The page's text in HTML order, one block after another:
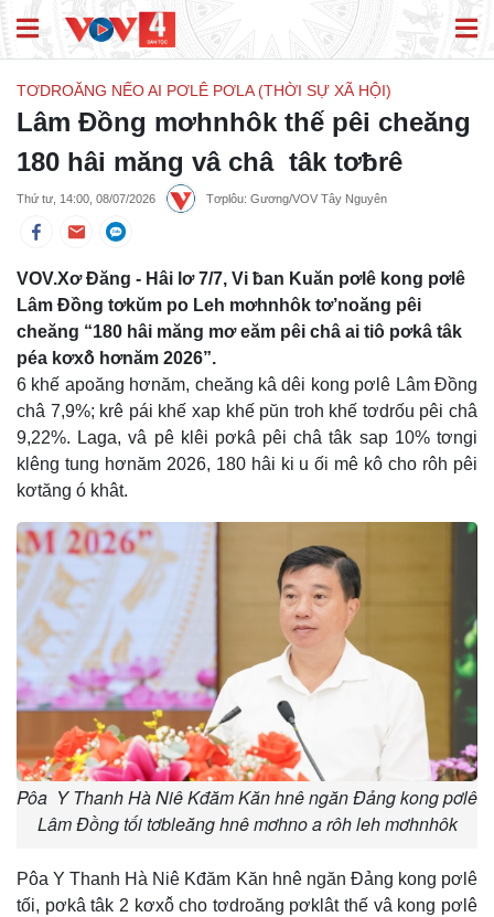
TƠDROĂNG NẾO AI PƠLÊ PƠLA (THỜI SỰ XÃ HỘI)
Lâm Đồng mơhnhôk thế pêi cheăng
180 hâi măng vâ châ tâk tơƀrê
Thứ tư, 14:00, 08/07/2026 Tơplôu: Gương/VOV Tây Nguyên
VOV.Xơ Đăng - Hâi lơ 7/7, Vi ƀan Kuăn pơlê kong pơlê
Lâm Đồng tơkŭm po Leh mơhnhôk tơ’noăng pêi
cheăng “180 hâi măng mơ eăm pêi châ ai tiô pơkâ tâk
péa kơxô̆ hơnăm 2026”.
6 khế apoăng hơnăm, cheăng kâ dêi kong pơlê Lâm Đồng
châ 7,9%; krê pái khế xap khế pŭn troh khế tơdrốu pêi châ
9,22%. Laga, vâ pê klêi pơkâ pêi châ tâk sap 10% tơngi
klêng tung hơnăm 2026, 180 hâi ki u ối mê kô cho rôh pêi
kơtăng ó khât.
Pôa Y Thanh Hà Niê Kđăm Kăn hnê ngăn Đảng kong pơlê
Lâm Đồng tối tơbleăng hnê mơhno a rôh leh mơhnhôk
Pôa Y Thanh Hà Niê Kđăm Kăn hnê ngăn Đảng kong pơlê
tối, pơkâ tâk 2 kơxô̆ cho tơdroăng pơklât thế vâ kong pơlê